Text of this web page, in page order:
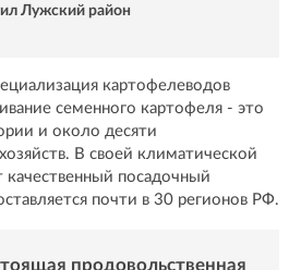
Лужский район
картофелеводов
семенного картофеля - это
и около десяти
В своей климатической
посадочный
почти в 30 регионов РФ.
продовольственная